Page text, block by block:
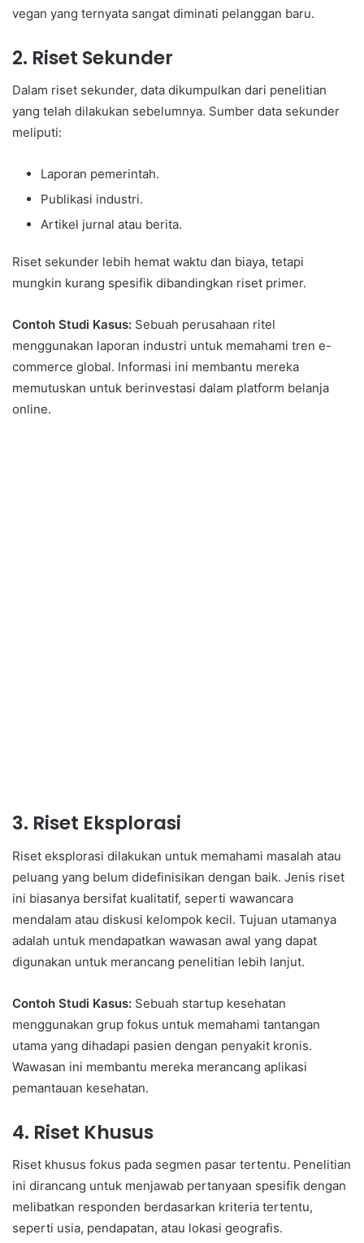
vegan yang ternyata sangat diminati pelanggan baru.
2. Riset Sekunder
Dalam riset sekunder, data dikumpulkan dari penelitian
yang telah dilakukan sebelumnya. Sumber data sekunder
meliputi:
Laporan pemerintah.
Publikasi industri.
Artikel jurnal atau berita.
Riset sekunder lebih hemat waktu dan biaya, tetapi
mungkin kurang spesifik dibandingkan riset primer.
Contoh Studi Kasus: Sebuah perusahaan ritel
menggunakan laporan industri untuk memahami tren e-
commerce global. Informasi ini membantu mereka
memutuskan untuk berinvestasi dalam platform belanja
online.
3. Riset Eksplorasi
Riset eksplorasi dilakukan untuk memahami masalah atau
peluang yang belum didefinisikan dengan baik. Jenis riset
ini biasanya bersifat kualitatif, seperti wawancara
mendalam atau diskusi kelompok kecil. Tujuan utamanya
adalah untuk mendapatkan wawasan awal yang dapat
digunakan untuk merancang penelitian lebih lanjut.
Contoh Studi Kasus: Sebuah startup kesehatan
menggunakan grup fokus untuk memahami tantangan
utama yang dihadapi pasien dengan penyakit kronis.
Wawasan ini membantu mereka merancang aplikasi
pemantauan kesehatan.
4. Riset Khusus
Riset khusus fokus pada segmen pasar tertentu. Penelitian
ini dirancang untuk menjawab pertanyaan spesifik dengan
melibatkan responden berdasarkan kriteria tertentu,
seperti usia, pendapatan, atau lokasi geografis.